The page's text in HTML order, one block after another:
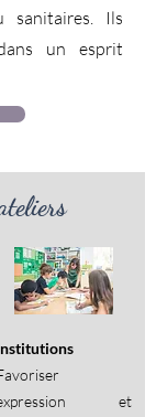
sanitaires. Ils
un esprit
et